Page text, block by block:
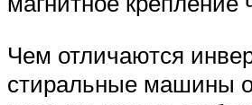
Чем отличаются
стиральные машины